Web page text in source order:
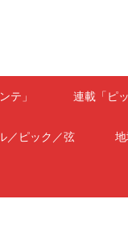
テ」 連載「ピ
／ピック／弦